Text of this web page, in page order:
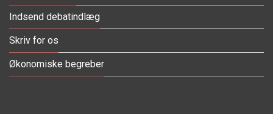
Indsend debatindlæg
Skriv for os
Økonomiske begreber